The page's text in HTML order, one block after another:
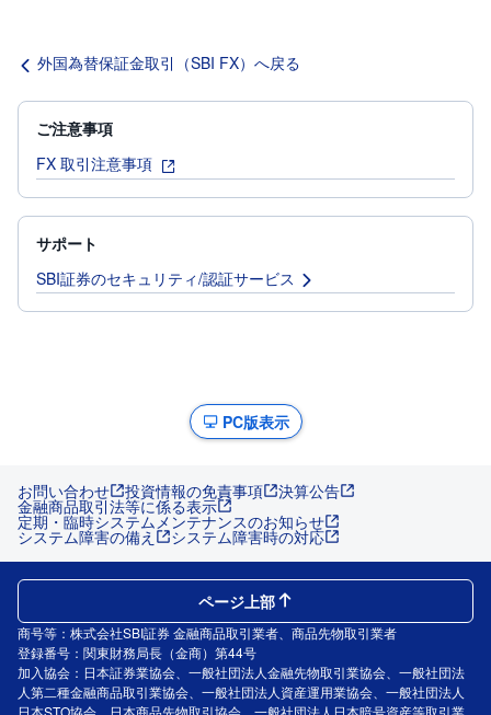
外国為替保証金取引（SBI FX）へ戻る
ご注意事項
FX 取引注意事項
サポート
SBI証券のセキュリティ/認証サービス
PC版表示
お問い合わせ 投資情報の免責事項 決算公告
金融商品取引法等に係る表示
定期・臨時システムメンテナンスのお知らせ
システム障害の備え システム障害時の対応
商号等：株式会社SBI証券 金融商品取引業者、商品先物取引業者
登録番号：関東財務局長（金商）第44号
加入協会：日本証券業協会、一般社団法人金融先物取引業協会、一般社団法
人第二種金融商品取引業協会、一般社団法人資産運用業協会、一般社団法人
日本STO協会、日本商品先物取引協会、一般社団法人日本暗号資産等取引業
ページ上部